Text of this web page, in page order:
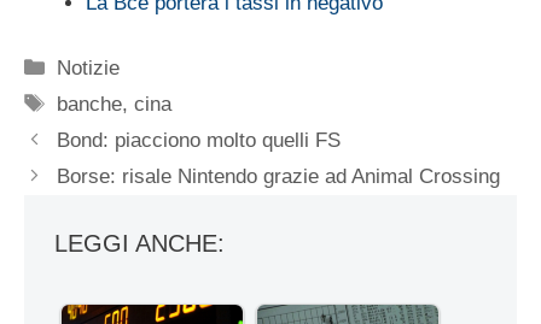
Categorie
Notizie
Tag
banche,cina
Bond: piacciono molto quelli FS
Borse: risale Nintendo grazie ad Animal Crossing
LEGGI ANCHE: